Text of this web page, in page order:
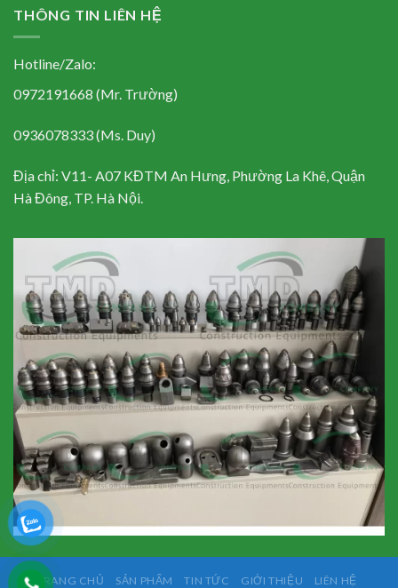
THÔNG TIN LIÊN HỆ
Hotline/Zalo:
0972191668 (Mr. Trường)
0936078333 (Ms. Duy)
Địa chỉ: V11- A07 KĐTM An Hưng, Phường La Khê, Quận
Hà Đông, TP. Hà Nội.
TRANG CHỦ SẢN PHẨM TIN TỨC GIỚI THIỆU
LIÊN HỆ